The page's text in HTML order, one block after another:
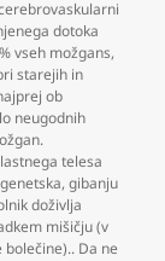
dotoka
vseh možgans,
starejih in
ob
neugodnih
telesa
genetska,gibanju
doživlja
mišičju (v
Da ne